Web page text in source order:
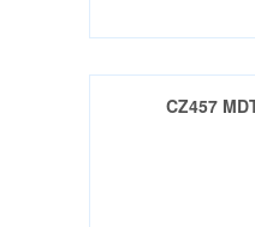
CZ457